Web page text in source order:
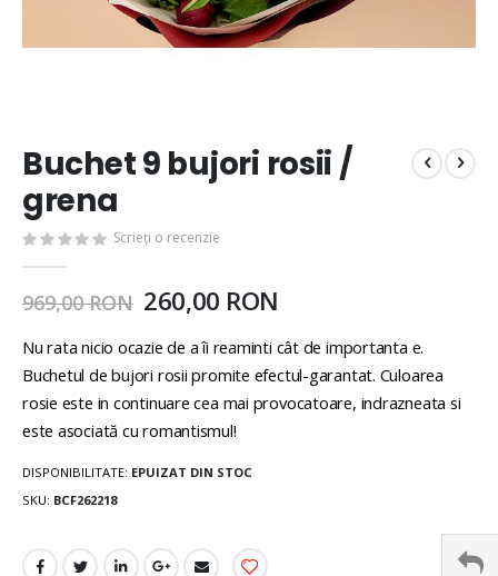
Buchet 9 bujori rosii /
grena
Scrieți o recenzie
969,00 RON 260,00 RON
Nu rata nicio ocazie de a îi reaminti cât de importanta e.
Buchetul de bujori rosii promite efectul-garantat. Culoarea
rosie este in continuare cea mai provocatoare, indrazneata si
este asociată cu romantismul!
DISPONIBILITATE: EPUIZAT DIN STOC
SKU BCF262218